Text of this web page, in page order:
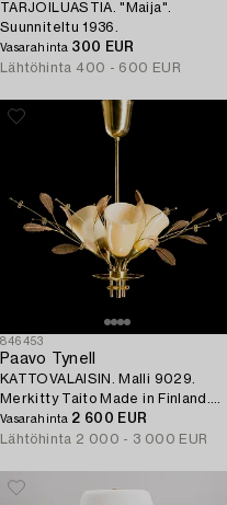
TARJOILUASTIA. "Maija".
Suunniteltu 1936.
Vasarahinta 300 EUR
Lähtöhinta 400 - 600 EUR
846453
Paavo Tynell
KATTOVALAISIN. Malli 9029.
Merkitty Taito Made in Finland.
1950-luvun alku.
Vasarahinta 2 600 EUR
Lähtöhinta 2 000 - 3 000 EUR